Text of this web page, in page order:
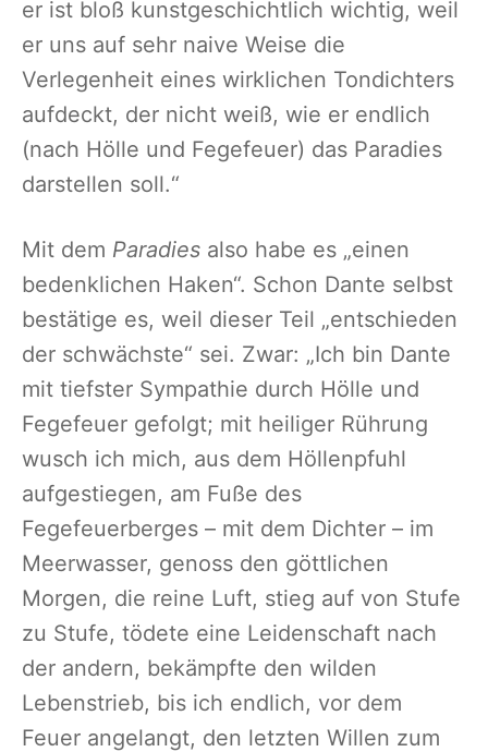
er ist bloß kunstgeschichtlich wichtig, weil
er uns auf sehr naive Weise die
Verlegenheit eines wirklichen Tondichters
aufdeckt, der nicht weiß, wie er endlich
(nach Hölle und Fegefeuer) das Paradies
darstellen soll.“
Mit dem Paradies also habe es „einen
bedenklichen Haken“. Schon Dante selbst
bestätige es, weil dieser Teil „entschieden
der schwächste“ sei. Zwar: „Ich bin Dante
mit tiefster Sympathie durch Hölle und
Fegefeuer gefolgt; mit heiliger Rührung
wusch ich mich, aus dem Höllenpfuhl
aufgestiegen, am Fuße des
Fegefeuerberges – mit dem Dichter – im
Meerwasser, genoss den göttlichen
Morgen, die reine Luft, stieg auf von Stufe
zu Stufe, tödete eine Leidenschaft nach
der andern, bekämpfte den wilden
Lebenstrieb, bis ich endlich, vor dem
Feuer angelangt, den letzten Willen zum